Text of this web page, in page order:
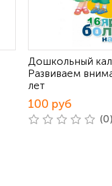
Дошкольный
Развиваем
лет
100 руб